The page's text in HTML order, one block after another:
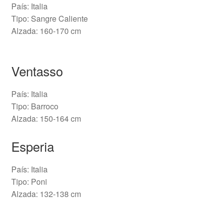
País: Italia
Tipo: Sangre Caliente
Alzada: 160-170 cm
Ventasso
País: Italia
Tipo: Barroco
Alzada: 150-164 cm
Esperia
País: Italia
Tipo: Poni
Alzada: 132-138 cm